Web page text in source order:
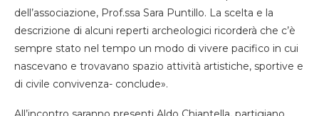
dell’associazione, Prof.ssa Sara Puntillo. La scelta e la
descrizione di alcuni reperti archeologici ricorderà che c’è
sempre stato nel tempo un modo di vivere pacifico in cui
nascevano e trovavano spazio attività artistiche, sportive e
di civile convivenza- conclude».